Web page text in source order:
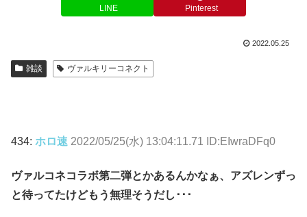
LINE Pinterest
2022.05.25
雑談 ヴァルキリーコネクト
434: ホロ速 2022/05/25(水) 13:04:11.71 ID:EIwraDFq0
ヴァルコネコラボ第二弾とかあるんかなぁ、アズレンずっ
と待ってたけどもう無理そうだし･･･